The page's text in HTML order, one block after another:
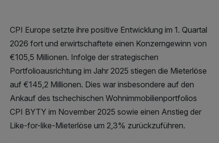
CPI Europe setzte ihre positive Entwicklung im 1. Quartal
2026 fort und erwirtschaftete einen Konzerngewinn von
€105,5 Millionen. Infolge der strategischen
Portfolioausrichtung im Jahr 2025 stiegen die Mieterlöse
auf €145,2 Millionen. Dies war insbesondere auf den
Ankauf des tschechischen Wohnimmobilienportfolios
CPI BYTY im November 2025 sowie einen Anstieg der
Like-for-like-Mieterlöse um 2,3% zurückzuführen.